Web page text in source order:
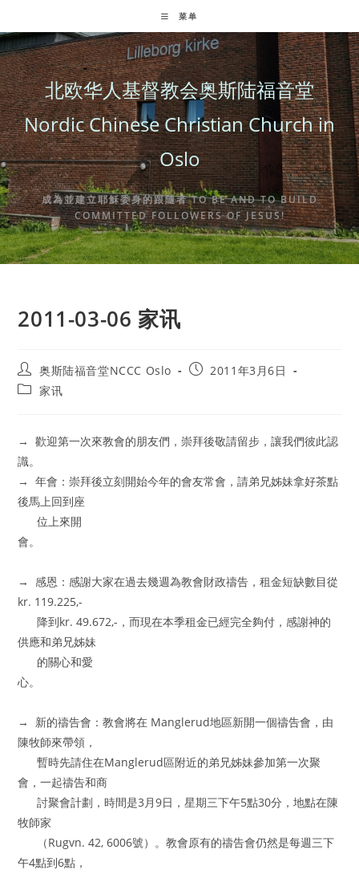
to
content
菜单
北欧华人基督教会奥斯陆福音堂
Nordic Chinese Christian Church in
Oslo
成為並建立耶穌委身的跟隨者 TO BE AND TO BUILD
COMMITTED FOLLOWERS OF JESUS!
2011-03-06 家讯
Post
author:
奥斯陆福音堂NCCC Oslo
Post2011年3月6日
Post家讯
→ 歡迎第一次來教會的朋友們，崇拜後敬請留步，讓我們彼此認
識。
→ 年會：崇拜後立刻開始今年的會友常會，請弟兄姊妹拿好茶點
後馬上回到座
位上來開
會。
→ 感恩：感謝大家在過去幾週為教會財政禱告，租金短缺數目從
kr. 119.225,-
降到kr. 49.672,-，而現在本季租金已經完全夠付，感謝神的
供應和弟兄姊妹
的關心和愛
心。
→ 新的禱告會：教會將在 Manglerud地區新開一個禱告會，由
陳牧師來帶領，
暫時先請住在Manglerud區附近的弟兄姊妹參加第一次聚
會，一起禱告和商
討聚會計劃，時間是3月9日，星期三下午5點30分，地點在陳
牧師家
（Rugvn. 42, 6006號）。教會原有的禱告會仍然是每週三下
午4點到6點，